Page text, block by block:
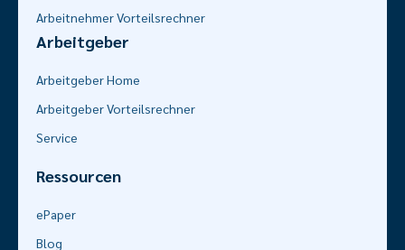
Arbeitnehmer Vorteilsrechner
Arbeitgeber
Arbeitgeber Home
Arbeitgeber Vorteilsrechner
Service
Ressourcen
ePaper
Blog